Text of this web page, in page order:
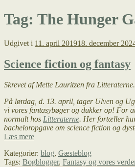
Tag: The Hunger
Udgivet i 11. april 201918. december
Science fiction og fantasy
Skrevet af Mette Lauritzen fra Litteraterne.
På lørdag, d. 13. april, tager Ulven og
vi vores fantasybøger og dukker op! For
normalt hos Litteraterne. Her fortæller
bacheloropgave om science fiction og
Læs mereScience
og
fantasy
Kategorier: blog, Gæsteblog
Tags: Bogblogger, Fantasy og vores